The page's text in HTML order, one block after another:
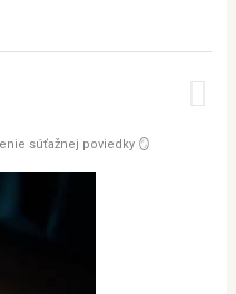
súťažnej poviedky 🪞